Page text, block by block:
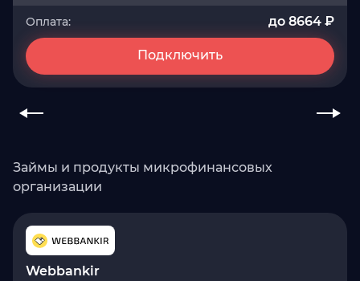
Оплата: до 8664 ₽
Подключить
Займы и продукты микрофинансовых
организации
Webbankir